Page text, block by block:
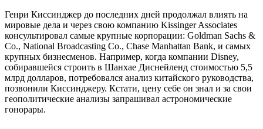
Генри Киссинджер до последних дней продолжал влиять на
мировые дела и через свою компанию Kissinger Associates
консультировал самые крупные корпорации: Goldman Sachs &
Co., National Broadcasting Co., Chase Manhattan Bank, и самых
крупных бизнесменов. Например, когда компании Disney,
собиравшейся строить в Шанхае Диснейленд стоимостью 5,5
млрд долларов, потребовался анализ китайского руководства,
позвонили Киссинджеру. Кстати, цену себе он знал и за свои
геополитические анализы запрашивал астрономические
гонорары.